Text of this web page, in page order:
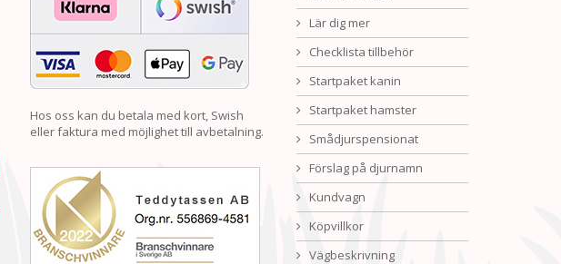
Hos oss kan du betala med kort, Swish
eller faktura med möjlighet till avbetalning.
Lär dig mer
Checklista tillbehör
Startpaket kanin
Startpaket hamster
Smådjurspensionat
Förslag på djurnamn
Kundvagn
Köpvillkor
Vägbeskrivning